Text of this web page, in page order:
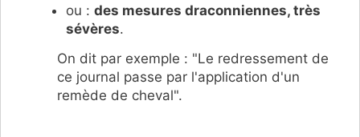
ou : des mesures draconniennes, très
sévères.
On dit par exemple : "Le redressement de
ce journal passe par l'application d'un
remède de cheval".